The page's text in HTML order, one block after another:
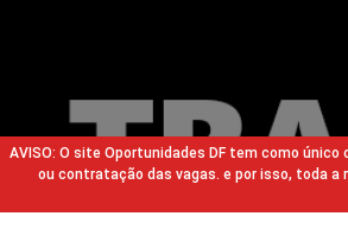
AVISO: O site Oportunidades DF tem como
ou contratação das vagas. e por isso, toda a